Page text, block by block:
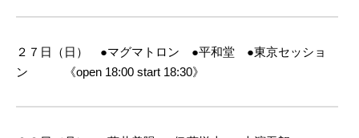
２７日（日） ●マグマトロン ●平和堂 ●東京セッショ
ン 《open 18:00 start 18:30》